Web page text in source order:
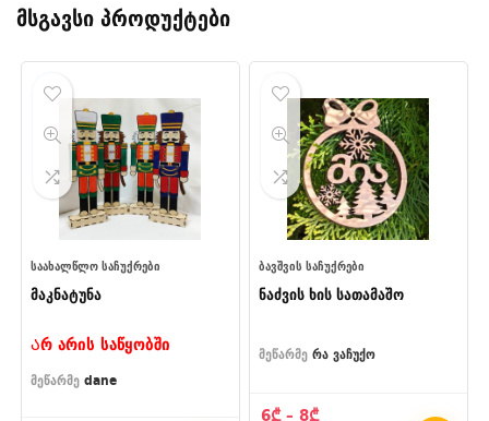
მსგავსი პროდუქტები
ᲡᲐᲐᲮᲐᲚᲬᲚᲝ ᲡᲐᲩᲣᲥᲠᲔᲑᲘ
მაკნატუნა
Არ არის საწყობში
მეწარმე dane
ᲑᲐᲕᲨᲕᲘᲡ ᲡᲐᲩᲣᲥᲠᲔᲑᲘ
ნაძვის ხის სათამაშო
მეწარმე რა ვაჩუქო
6₾ – 8₾Price